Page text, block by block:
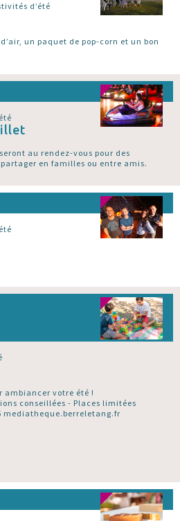
d’été
un paquet de pop-corn et un bon
au rendez-vous pour des
en familles ou entre amis.
ambiancer votre été !
conseillées - Places limitées
mediatheque.berreletang.fr